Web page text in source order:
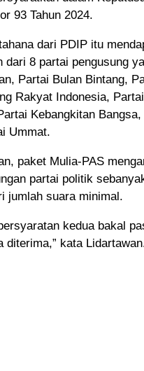
93 Tahun 2024.
dari PDIP itu
dari 8 partai pengusung
Partai Bulan Bintang,
Rakyat Indonesia,
Kebangkitan
Ummat.
paket Mulia-PAS
partai politik
jumlah suara minimal.
kedua bakal
diterima,” kata